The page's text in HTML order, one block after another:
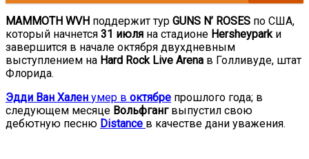
MAMMOTH WVH поддержит тур GUNS N’ ROSES по США,
который начнется 31 июля на стадионе Hersheypark и
завершится в начале октября двухдневным
выступлением на Hard Rock Live Arena в Голливуде, штат
Флорида.
Эдди Ван Хален умер в октябре прошлого года; в
следующем месяце Вольфганг выпустил свою
дебютную песню Distance в качестве дани уважения.